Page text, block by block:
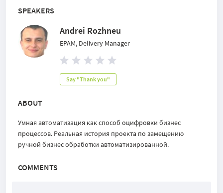
SPEAKERS
Andrei Rozhneu
EPAM, Delivery Manager
Say "Thank you"
ABOUT
Умная автоматизация как способ оцифровки бизнес
процессов. Реальная история проекта по замещению
ручной бизнес обработки автоматизированной.
COMMENTS